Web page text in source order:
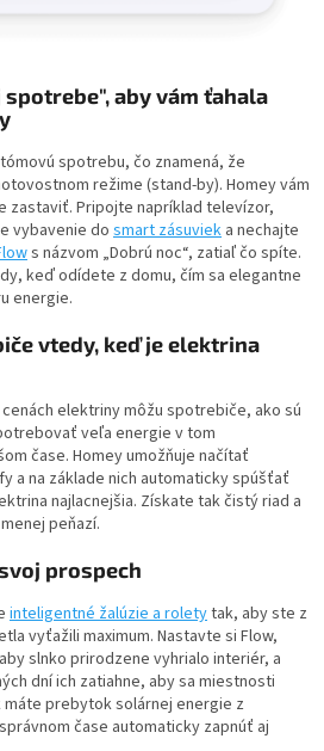
aby vám ťahala
spotrebu, čo znamená, že
režime (stand-by). Homey vám
Pripojte napríklad televízor,
vybavenie do smart zásuviek a nechajte
s názvom „Dobrú noc“, zatiaľ čo spíte.
keď odídete z domu, čím sa elegantne
energie.
vtedy, keď je elektrina
elektriny môžu spotrebiče, ako sú
veľa energie v tom
čase. Homey umožňuje načítať
a na základe nich automaticky spúšťať
najlacnejšia. Získate tak čistý riad a
peňazí.
prospech
inteligentné žalúzie a roletytak, aby ste z
vyťažili maximum. Nastavte si Flow,
slnko prirodzene vyhrialo interiér, a
dní ich zatiahne, aby sa miestnosti
máte prebytok solárnej energie z
čase automaticky zapnúť aj